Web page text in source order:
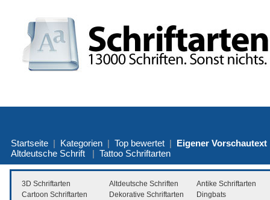
Startseite | Kategorien | Top bewertet | Eigener Vorschautext
Altdeutsche Schrift | Tattoo Schriftarten
3D Schriftarten Altdeutsche Schriften
Antike Schriftarten
Cartoon Schriftarten
Dekorative Schriftarten
Dingbats